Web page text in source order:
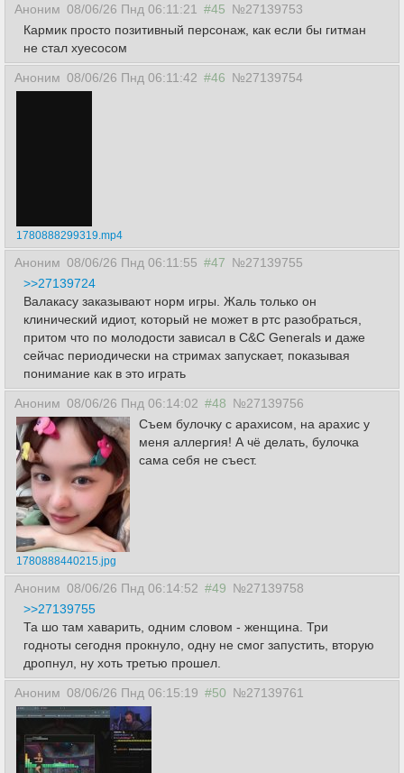
Аноним 08/06/26 Пнд 06:11:21 #45 №27139753
Кармик просто позитивный персонаж, как если бы гитман
не стал хуесосом
Аноним 08/06/26 Пнд 06:11:42 #46 №27139754
1780888299319.mp4
Аноним 08/06/26 Пнд 06:11:55 #47 №27139755
>>27139724
Валакасу заказывают норм игры. Жаль только он
клинический идиот, который не может в ртс разобраться,
притом что по молодости зависал в C&C Generals и даже
сейчас периодически на стримах запускает, показывая
понимание как в это играть
Аноним 08/06/26 Пнд 06:14:02 #48 №27139756
1780888440215.jpg
Съем булочку с арахисом, на арахис у
меня аллергия! А чё делать, булочка
сама себя не съест.
Аноним 08/06/26 Пнд 06:14:52 #49 №27139758
>>27139755
Та шо там хаварить, одним словом - женщина. Три
годноты сегодня прокнуло, одну не смог запустить, вторую
дропнул, ну хоть третью прошел.
Аноним 08/06/26 Пнд 06:15:19 #50 №27139761